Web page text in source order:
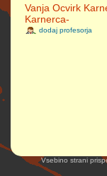
Vanja Ocvirk
Karnerca-
dodaj profesorja
Vsebino strani